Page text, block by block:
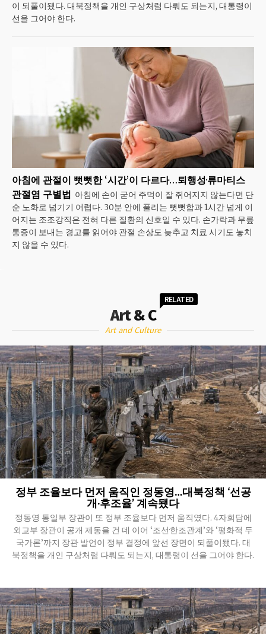
이 되풀이됐다. 대북정책을 개인 구상처럼 다뤄도 되는지, 대통령이
선을 그어야 한다.
아침에 관절이 뻣뻣한 ‘시간’이 다르다…퇴행성·류마티스
관절염 구별법 아침에 손이 굳어 주먹이 잘 쥐어지지 않는다면 단
순 노화로 넘기기 어렵다. 30분 안에 풀리는 뻣뻣함과 1시간 넘게 이
어지는 조조강직은 전혀 다른 질환의 신호일 수 있다. 손가락과 무릎
통증이 보내는 경고를 읽어야 관절 손상도 늦추고 치료 시기도 놓치
지 않을 수 있다.
Art & C
RELATED
Art and Culture
정부 조율보다 먼저 움직인 정동영…대북정책 ‘선공
개·후조율’ 계속됐다
정동영 통일부 장관이 또 정부 조율보다 먼저 움직였다. 4자회담에
외교부 장관이 공개 제동을 건 데 이어 ‘조선·한조관계’와 ‘평화적 두
국가론’까지 장관 발언이 정부 결정에 앞선 장면이 되풀이됐다. 대
북정책을 개인 구상처럼 다뤄도 되는지, 대통령이 선을 그어야 한다.